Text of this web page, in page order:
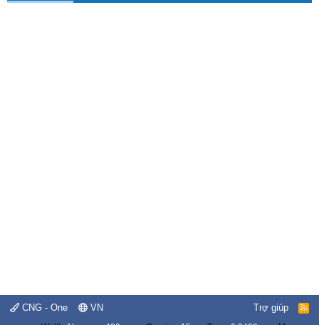
CNG - One VN Trợ giúp
R